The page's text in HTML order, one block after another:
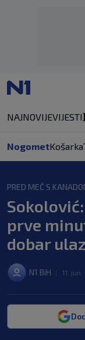
NAJNOVIJEVIJESTI
NogometKošarka
PRED MEČ S
prve
dobar
N1 BiH 11.